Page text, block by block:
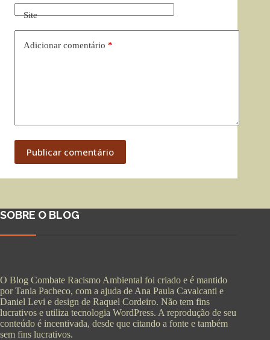
Site
Adicionar comentário *
Publicar comentário
SOBRE O BLOG
O Blog Combate Racismo Ambiental foi criado e é mantido
por Tania Pacheco, com a ajuda de Ana Paula Cavalcanti e
Daniel Levi e design de Raquel Cordeiro. Não tem fins
lucrativos e utiliza tecnologia WordPress. A reprodução de seu
conteúdo é incentivada, desde que citando a fonte e também
sem fins lucrativos.